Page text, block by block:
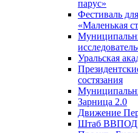
парус»
Фестиваль
«Маленькая
Уральская
состязания
Зарница 2.0
Движение
Штаб ВВПОД